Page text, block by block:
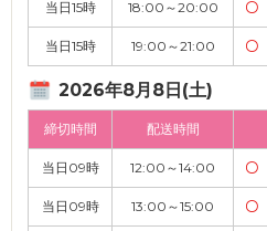
当日15時 18:00～20:00 〇
当日15時 19:00～21:00 〇
2026年8月8日(土)
締切時間 配送時間
当日09時 12:00～14:00 〇
当日09時 13:00～15:00 〇